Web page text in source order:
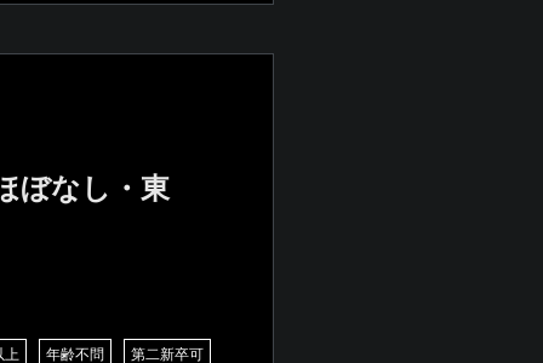
ぼなし・東
上 年齢不問 第二新卒可